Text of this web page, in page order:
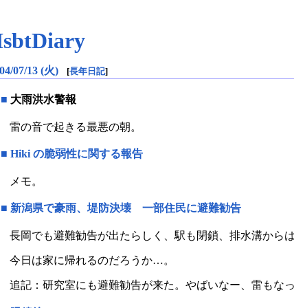
07/13 (火) [長年日記]
■ 大雨洪水警報
雷の音で起きる最悪の朝。
■ Hiki の脆弱性に関する報告
メモ。
■ 新潟県で豪雨、堤防決壊 一部住民に避難勧告
長岡でも避難勧告が出たらしく、駅も閉鎖、排水溝から
今日は家に帰れるのだろうか…。
追記：研究室にも避難勧告が来た。やばいなー、雷もなっ